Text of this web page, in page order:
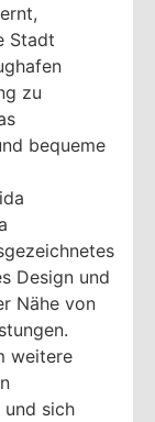
Stadt
zu
bequeme
Design und
Nähe von
weitere
und sich